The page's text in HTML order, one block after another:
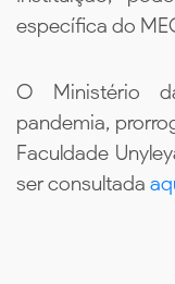
específica do
O Ministério
pandemia,
Faculdade
ser consultada